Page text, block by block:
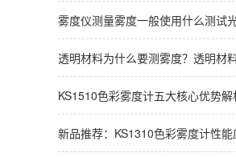
雾度仪测量雾度一般使用什么测试
透明材料为什么要测雾度？透明材
KS1510色彩雾度计五大核心优势
新品推荐：KS1310色彩雾度计性